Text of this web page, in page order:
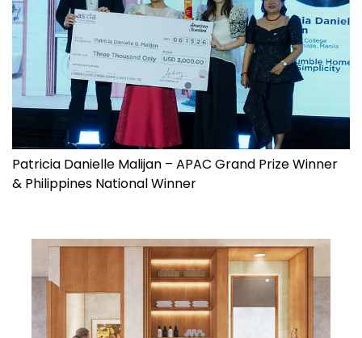
Patricia Danielle Malijan – APAC Grand Prize Winner
& Philippines National Winner